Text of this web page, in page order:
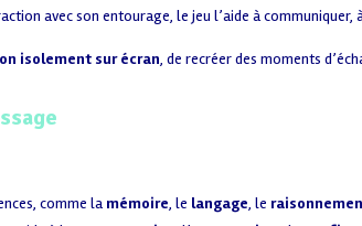
avec son entourage, le jeu l’aide à
isolement sur écran, de recréer des moments
comme la mémoire, le langage, le